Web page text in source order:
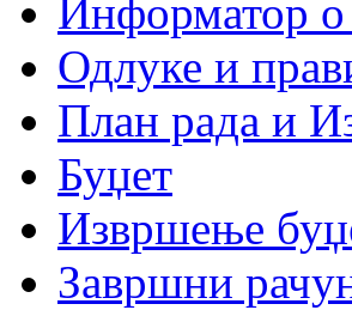
Информатор о
Одлуке и
План рада и
Буџет
Извршење
Завршни